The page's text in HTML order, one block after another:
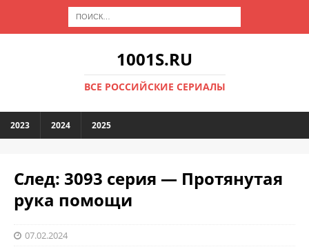
1001S.RU
ВСЕ РОССИЙСКИЕ СЕРИАЛЫ
2023 2024 2025
След: 3093 серия — Протянутая
рука помощи
07.02.2024